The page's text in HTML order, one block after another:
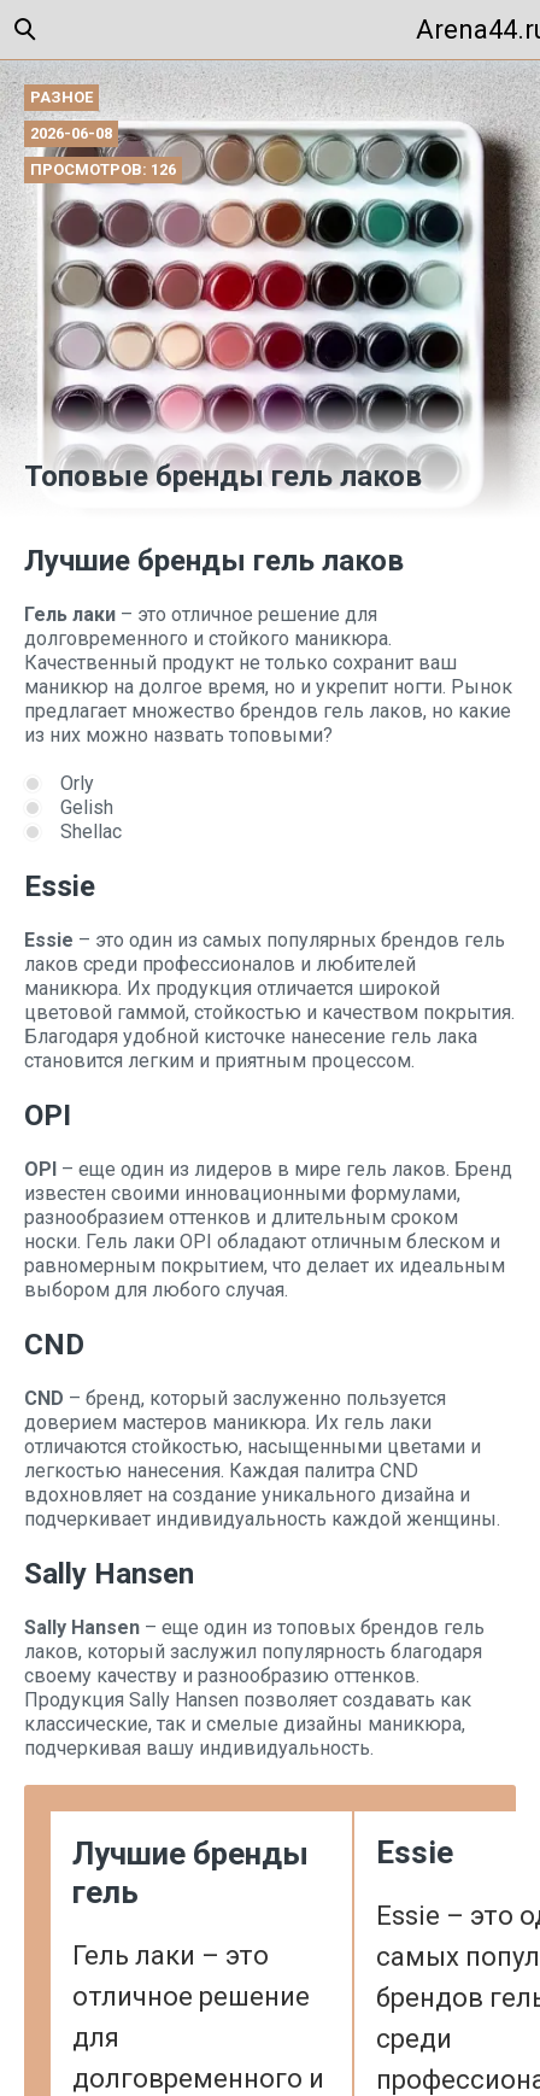
РАЗНОЕ
2026-06-08
ПРОСМОТРОВ: 126
Топовые бренды гель лаков
Лучшие бренды гель лаков
Гель лаки – это отличное решение для
долговременного и стойкого маникюра.
Качественный продукт не только сохранит ваш
маникюр на долгое время, но и укрепит ногти. Рынок
предлагает множество брендов гель лаков, но какие
из них можно назвать топовыми?
Orly
Gelish
Shellac
Essie
Essie – это один из самых популярных брендов гель
лаков среди профессионалов и любителей
маникюра. Их продукция отличается широкой
цветовой гаммой, стойкостью и качеством покрытия.
Благодаря удобной кисточке нанесение гель лака
становится легким и приятным процессом.
OPI
OPI – еще один из лидеров в мире гель лаков. Бренд
известен своими инновационными формулами,
разнообразием оттенков и длительным сроком
носки. Гель лаки OPI обладают отличным блеском и
равномерным покрытием, что делает их идеальным
выбором для любого случая.
CND
CND – бренд, который заслуженно пользуется
доверием мастеров маникюра. Их гель лаки
отличаются стойкостью, насыщенными цветами и
легкостью нанесения. Каждая палитра CND
вдохновляет на создание уникального дизайна и
подчеркивает индивидуальность каждой женщины.
Sally Hansen
Sally Hansen – еще один из топовых брендов гель
лаков, который заслужил популярность благодаря
своему качеству и разнообразию оттенков.
Продукция Sally Hansen позволяет создавать как
классические, так и смелые дизайны маникюра,
подчеркивая вашу индивидуальность.
Лучшие бренды
гель
Гель лаки – это
отличное решение
для
долговременного и
Essie
Essie – это
самых
брендов
среди